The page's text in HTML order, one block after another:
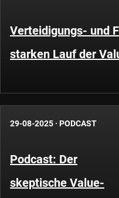
Verteidigungs- und
starken Lauf der
29-08-2025 · PODCAST
Podcast: Der
skeptische Value-